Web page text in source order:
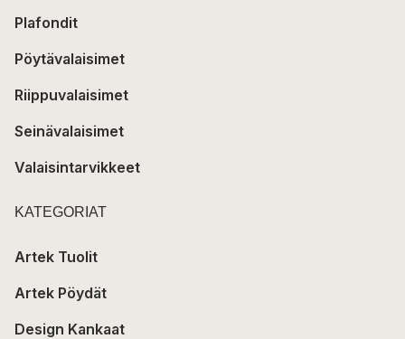
Plafondit
Pöytävalaisimet
Riippuvalaisimet
Seinävalaisimet
Valaisintarvikkeet
KATEGORIAT
Artek Tuolit
Artek Pöydät
Design Kankaat